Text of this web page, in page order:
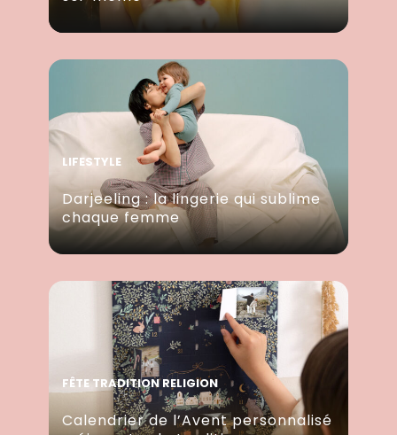
LIFESTYLE
Darjeeling : la lingerie qui sublime
chaque femme
FÊTE TRADITION RELIGION
Calendrier de l’Avent personnalisé